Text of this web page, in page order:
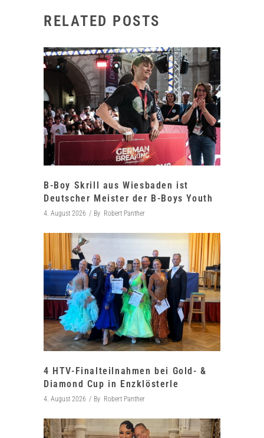
RELATED POSTS
B-Boy Skrill aus Wiesbaden ist
Deutscher Meister der B-Boys Youth
4. August 2026 By Robert Panther
4 HTV-Finalteilnahmen bei Gold- &
Diamond Cup in Enzklösterle
4. August 2026 By Robert Panther